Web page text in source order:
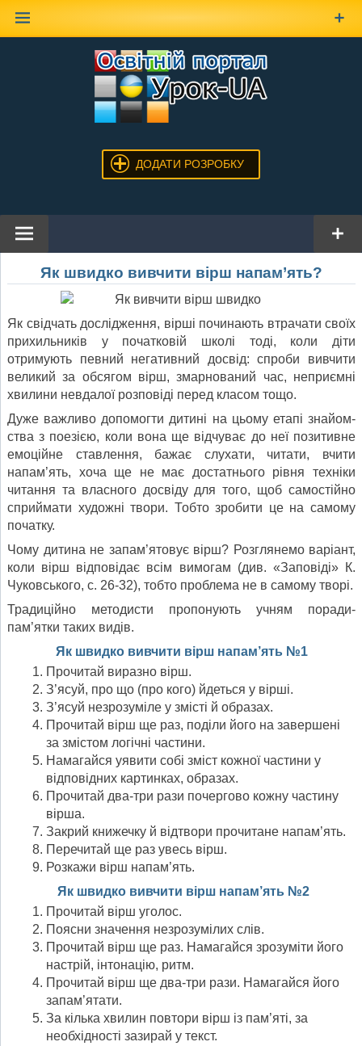
ДОДАТИ РОЗРОБКУ
Як швидко вивчити вірш напам’ять?
Як свідчать дослідження, вірші починають втрачати своїх
прихильників у початковій школі тоді, коли діти
отримують певний негативний досвід: спроби вивчити
великий за обся­гом вірш, змарнований час, неприємні
хвилини невдалої роз­повіді перед класом тощо.
Дуже важливо допомогти дитині на цьому етапі знайом­
ства з поезією, коли вона ще відчуває до неї позитивне
емо­ційне ставлення, бажає слухати, читати, вчити
напам’ять, хоча ще не має достатнього рівня техніки
читання та власно­го досвіду для того, щоб самостійно
сприймати художні тво­ри. Тобто зробити це на самому
початку.
Чому дитина не запам’ятовує вірш? Розглянемо варі­ант,
коли вірш відповідає всім вимогам (див. «Заповіді» К.
Чуковського, с. 26-32), тобто проблема не в самому творі.
Традиційно методисти пропонують учням поради-
пам’ятки таких видів.
Як швидко вивчити вірш напам’ять №1
Прочитай виразно вірш.
З’ясуй, про що (про кого) йдеться у вірші.
З’ясуй незрозуміле у змісті й образах.
Прочитай вірш ще раз, поділи його на завершені
за змістом логічні частини.
Намагайся уявити собі зміст кожної частини у
відпо­відних картинках, образах.
Прочитай два-три рази почергово кожну частину
вірша.
Закрий книжечку й відтвори прочитане напам’ять.
Перечитай ще раз увесь вірш.
Розкажи вірш напам’ять.
Як швидко вивчити вірш напам’ять №2
Прочитай вірш уголос.
Поясни значення незрозумілих слів.
Прочитай вірш ще раз. Намагайся зрозуміти його
на­стрій, інтонацію, ритм.
Прочитай вірш ще два-три рази. Намагайся його
запам’ятати.
За кілька хвилин повтори вірш із пам’яті, за
необхід­ності зазирай у текст.